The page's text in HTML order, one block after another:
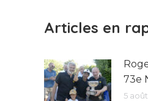
Articles en
73e
5